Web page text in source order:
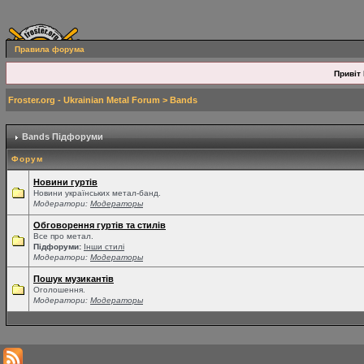
Правила форума
Привіт
Froster.org - Ukrainian Metal Forum > Bands
Bands Підфоруми
Форум
Новини гуртів
Новини українських метал-банд.
Модератори: Модераторы
Обговорення гуртів та стилів
Все про метал.
Підфоруми: Інши стилі
Модератори: Модераторы
Пошук музикантів
Оголошення.
Модератори: Модераторы